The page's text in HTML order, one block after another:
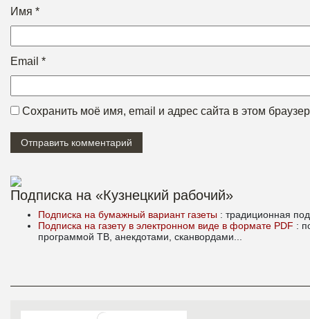
Имя *
Email *
Сохранить моё имя, email и адрес сайта в этом
Подписка на «Кузнецкий рабочий»
Подписка на бумажный вариант газеты : традиционная
Подписка на газету в электронном виде в формате PDF :
программой ТВ, анекдотами, сканвордами...